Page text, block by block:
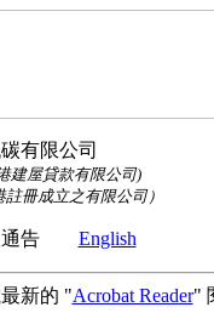
有限公司
建屋貸款有限公司)
註冊成立之有限公司）
通告 English
新的 "Acrobat Reader"